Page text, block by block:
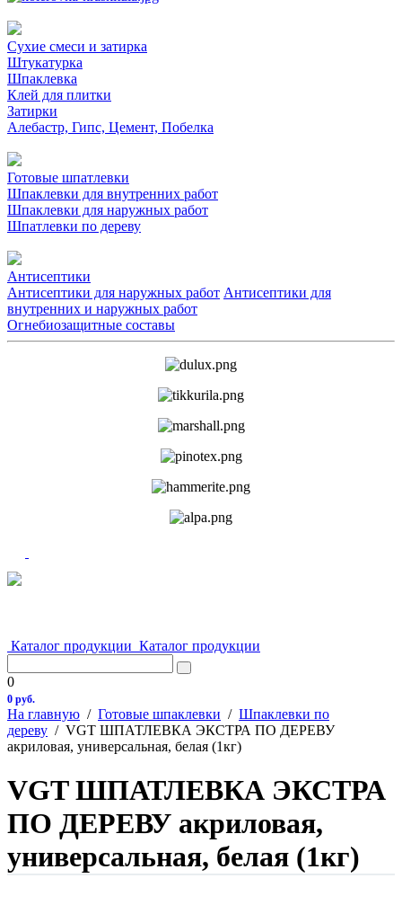
Сухие смеси и затирка
Штукатурка
Шпаклевка
Клей для плитки
Затирки
Алебастр, Гипс, Цемент, Побелка
Готовые шпатлевки
Шпаклевки для внутренних работ
Шпаклевки для наружных работ
Шпатлевки по дереву
Антисептики
Антисептики для наружных работ Антисептики для
внутренних и наружных работ
Огнебиозащитные составы
Каталог продукции Каталог продукции
0
0 руб.
На главную / Готовые шпаклевки / Шпаклевки по
дереву / VGT ШПАТЛЕВКА ЭКСТРА ПО ДЕРЕВУ
акриловая, универсальная, белая (1кг)
VGT ШПАТЛЕВКА ЭКСТРА
ПО ДЕРЕВУ акриловая,
универсальная, белая (1кг)